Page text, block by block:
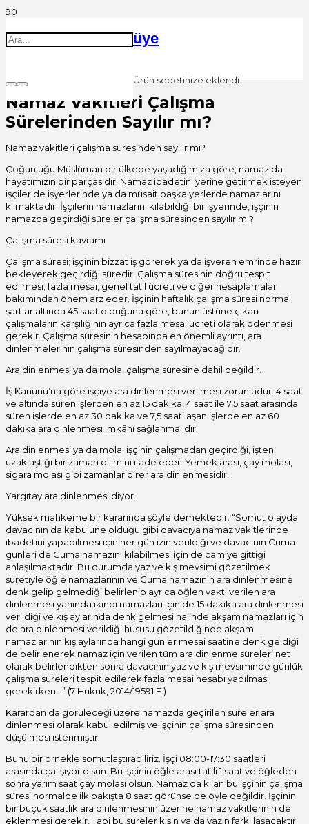
üye
Ürün sepetinize eklendi.
Namaz Vakitleri Çalışma
Sürelerinden Sayılır mı?
Namaz vakitleri çalışma süresinden sayılır mı?
Çoğunluğu Müslüman bir ülkede yaşadığımıza göre, namaz da
hayatımızın bir parçasıdır. Namaz ibadetini yerine getirmek isteyen
işçiler de işyerlerinde ya da müsait başka yerlerde namazlarını
kılmaktadır. İşçilerin namazlarını kılabildiği bir işyerinde, işçinin
namazda geçirdiği süreler çalışma süresinden sayılır mı?
Çalışma süresi kavramı
Çalışma süresi; işçinin bizzat iş görerek ya da işveren emrinde hazır
bekleyerek geçirdiği süredir. Çalışma süresinin doğru tespit
edilmesi; fazla mesai, genel tatil ücreti ve diğer hesaplamalar
bakımından önem arz eder. İşçinin haftalık çalışma süresi normal
şartlar altında 45 saat olduğuna göre, bunun üstüne çıkan
çalışmaların karşılığının ayrıca fazla mesai ücreti olarak ödenmesi
gerekir. Çalışma süresinin hesabında en önemli ayrıntı, ara
dinlenmelerinin çalışma süresinden sayılmayacağıdır.
Ara dinlenmesi ya da mola, çalışma süresine dahil değildir.
İş Kanunu’na göre işçiye ara dinlenmesi verilmesi zorunludur. 4 saat
ve altında süren işlerden en az 15 dakika, 4 saat ile 7,5 saat arasında
süren işlerde en az 30 dakika ve 7,5 saati aşan işlerde en az 60
dakika ara dinlenmesi imkânı sağlanmalıdır.
Ara dinlenmesi ya da mola; işçinin çalışmadan geçirdiği, işten
uzaklaştığı bir zaman dilimini ifade eder. Yemek arası, çay molası,
sigara molası gibi zamanlar birer ara dinlenmesidir.
Yargıtay ara dinlenmesi diyor.
Yüksek mahkeme bir kararında şöyle demektedir: “Somut olayda
davacının da kabulüne olduğu gibi davacıya namaz vakitlerinde
ibadetini yapabilmesi için her gün izin verildiği ve davacının Cuma
günleri de Cuma namazını kılabilmesi için de camiye gittiği
anlaşılmaktadır. Bu durumda yaz ve kış mevsimi gözetilmek
suretiyle öğle namazlarının ve Cuma namazının ara dinlenmesine
denk gelip gelmediği belirlenip ayrıca öğlen vakti verilen ara
dinlenmesi yanında ikindi namazları için de 15 dakika ara dinlenmesi
verildiği ve kış aylarında denk gelmesi halinde akşam namazları için
de ara dinlenmesi verildiği hususu gözetildiğinde akşam
namazlarının kış aylarında hangi günler mesai saatine denk geldiği
de belirlenerek namaz için verilen tüm ara dinlenme süreleri net
olarak belirlendikten sonra davacının yaz ve kış mevsiminde günlük
çalışma süreleri tespit edilerek fazla mesai hesabı yapılması
gerekirken…” (7 Hukuk, 2014/19591 E.)
Karardan da görüleceği üzere namazda geçirilen süreler ara
dinlenmesi olarak kabul edilmiş ve işçinin çalışma süresinden
düşülmesi istenmiştir.
Bunu bir örnekle somutlaştırabiliriz. İşçi 08:00-17:30 saatleri
arasında çalışıyor olsun. Bu işçinin öğle arası tatili 1 saat ve öğleden
sonra yarım saat çay molası olsun. Namaz da kılan bu işçinin çalışma
süresi normalde ilk bakışta 8 saat görünse de öyle değildir. İşçinin
bir buçuk saatlik ara dinlenmesinin üzerine namaz vakitlerinin de
eklenmesi gerekir. Tabi bu süreler kışın ya da yazın farklılaşacaktır.